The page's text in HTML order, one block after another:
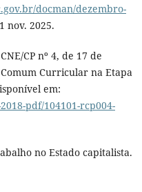
docman/dezembro-
nov. 2025.
CP nº 4, de 17 de
Curricular na Etapa
em:
pdf/104101-rcp004-
no Estado capitalista.